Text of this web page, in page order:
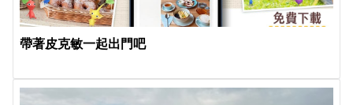
帶著皮克敏一起出門吧